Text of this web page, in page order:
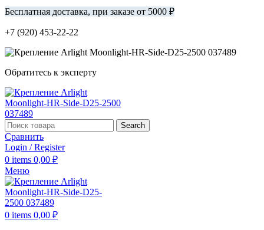
Бесплатная доставка, при заказе от 5000 ₽
+7 (920) 453-22-22
Обратитесь к эксперту
Search
Сравнить
Login / Register
0 items 0,00 ₽
Меню
0 items 0,00 ₽